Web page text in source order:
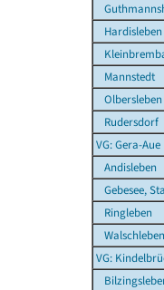
Hardisleben
Mannstedt
Olbersleben
Rudersdorf
VG: Gera-Aue
Andisleben
Gebesee,
Ringleben
Walschleben
VG: